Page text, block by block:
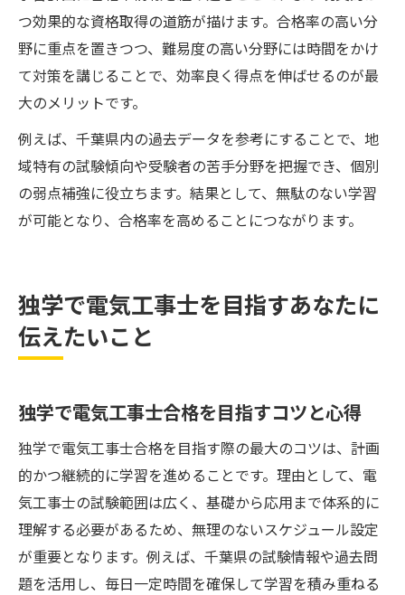
つ効果的な資格取得の道筋が描けます。合格率の高い分
野に重点を置きつつ、難易度の高い分野には時間をかけ
て対策を講じることで、効率良く得点を伸ばせるのが最
大のメリットです。
例えば、千葉県内の過去データを参考にすることで、地
域特有の試験傾向や受験者の苦手分野を把握でき、個別
の弱点補強に役立ちます。結果として、無駄のない学習
が可能となり、合格率を高めることにつながります。
独学で電気工事士を目指すあなたに
伝えたいこと
独学で電気工事士合格を目指すコツと心得
独学で電気工事士合格を目指す際の最大のコツは、計画
的かつ継続的に学習を進めることです。理由として、電
気工事士の試験範囲は広く、基礎から応用まで体系的に
理解する必要があるため、無理のないスケジュール設定
が重要となります。例えば、千葉県の試験情報や過去問
題を活用し、毎日一定時間を確保して学習を積み重ねる